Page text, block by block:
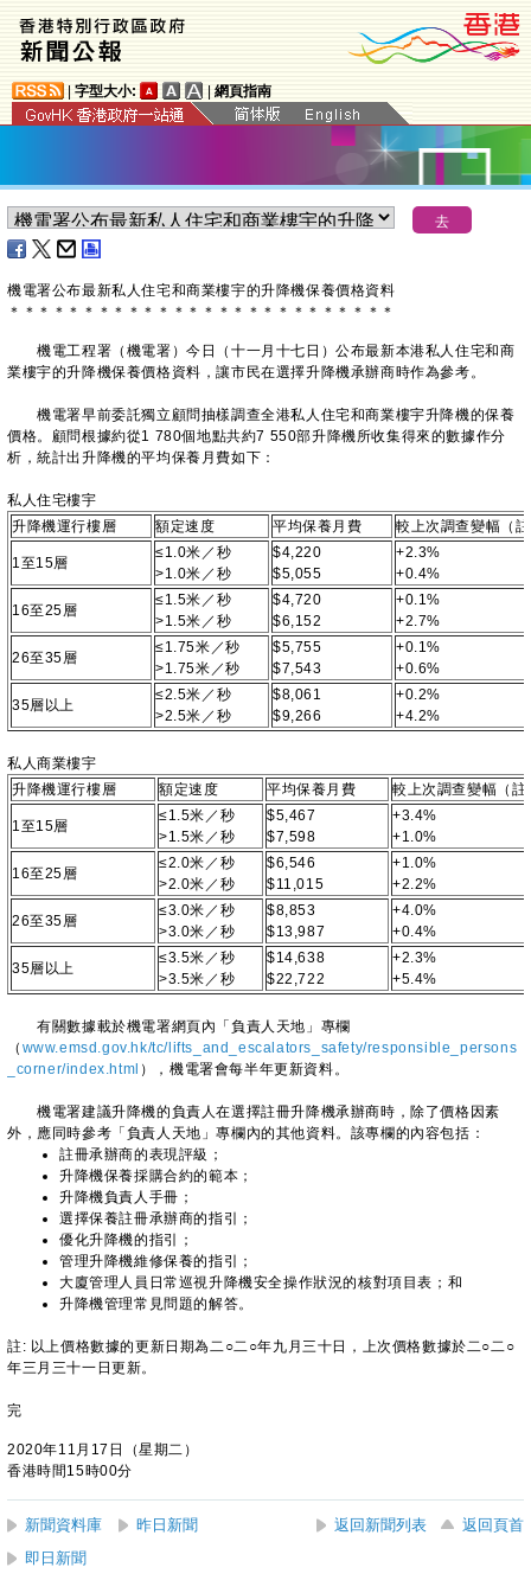
字型大小: 網頁指南
機電署公布最新私人住宅和商業樓宇的升降機保養價格資料
＊ ＊ ＊ ＊ ＊ ＊ ＊ ＊ ＊ ＊ ＊ ＊ ＊ ＊ ＊ ＊ ＊ ＊ ＊ ＊ ＊ ＊ ＊ ＊ ＊ ＊
機電工程署（機電署）今日（十一月十七日）公布最新本港私人住宅和商
業樓宇的升降機保養價格資料，讓市民在選擇升降機承辦商時作為參考。
機電署早前委託獨立顧問抽樣調查全港私人住宅和商業樓宇升降機的保養
價格。顧問根據約從1 780個地點共約7 550部升降機所收集得來的數據作分
析，統計出升降機的平均保養月費如下：
私人住宅樓宇
升降機運行樓層
額定速度 平均保養月費 較上次調查變幅（
1至15層
≤1.0米／秒
>1.0米／秒
$4,220
$5,055
+2.3%
+0.4%
16至25層
≤1.5米／秒
>1.5米／秒
$4,720
$6,152
+0.1%
+2.7%
26至35層
≤1.75米／秒
>1.75米／秒
$5,755
$7,543
+0.1%
+0.6%
35層以上
≤2.5米／秒
>2.5米／秒
$8,061
$9,266
+0.2%
+4.2%
私人商業樓宇
升降機運行樓層
額定速度 平均保養月費 較上次調查變幅（註
1至15層
≤1.5米／秒
>1.5米／秒
$5,467
$7,598
+3.4%
+1.0%
16至25層
≤2.0米／秒
>2.0米／秒
$6,546
$11,015
+1.0%
+2.2%
26至35層
≤3.0米／秒
>3.0米／秒
$8,853
$13,987
+4.0%
+0.4%
35層以上
≤3.5米／秒
>3.5米／秒
$14,638
$22,722
+2.3%
+5.4%
有關數據載於機電署網頁內「負責人天地」專欄
（ www.emsd.gov.hk/tc/lifts_and_escalators_safety/responsible_persons
_corner/index.html ），機電署會每半年更新資料。
機電署建議升降機的負責人在選擇註冊升降機承辦商時，除了價格因素
外，應同時參考「負責人天地」專欄內的其他資料。該專欄的內容包括：
註冊承辦商的表現評級；
升降機保養採購合約的範本；
升降機負責人手冊；
選擇保養註冊承辦商的指引；
優化升降機的指引；
管理升降機維修保養的指引；
大廈管理人員日常巡視升降機安全操作狀況的核對項目表；和
升降機管理常見問題的解答。
註: 以上價格數據的更新日期為二○二○年九月三十日，上次價格數據於二○二○
年三月三十一日更新。
完
2020年11月17日（星期二）
香港時間15時00分
新聞資料庫 昨日新聞 返回新聞列表
返回頁首
即日新聞